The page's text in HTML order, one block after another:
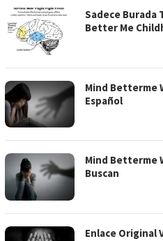
Sadece Burada
Better Me
Mind Betterme
Español
Mind Betterme
Buscan
Enlace Original